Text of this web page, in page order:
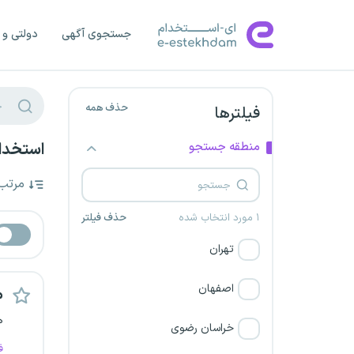
جستجوی آگهی دولتی
فیلترها حذف همه
منطقه جستجو
۱ مورد انتخاب شده حذف فیلتر
تهران
اصفهان
خراسان رضوی